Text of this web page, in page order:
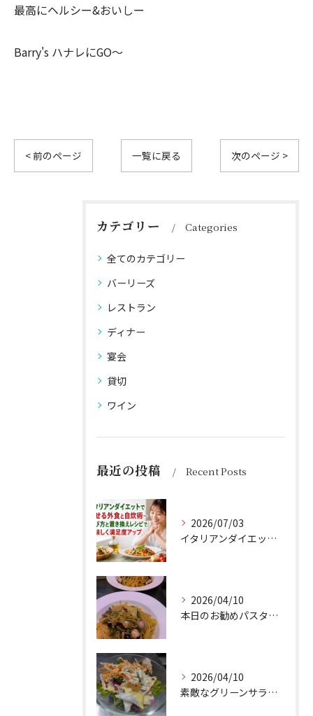
最高にヘルシー&おいしー
Barry's ハナレにGO〜
< 前のページ 一覧に戻る 次のページ >
カテゴリー Categories
全てのカテゴリー
バーリーズ
レストラン
ディナー
宴会
貸切
ワイン
最近の投稿 Recent Posts
2026/07/03
イタリアンダイエットで痩せる外食と自炊術〜選び方と置き換えレシピで美味しく満足度アップ
2026/04/10
本日のお勧めパスタは、シェフのきまぐれが光る特製ペペロンチー...
2026/04/10
素敵なグリーンサラダのご紹介です！Barry'sのランチセッ...